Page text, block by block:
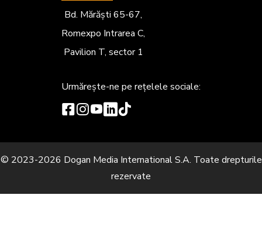
Bd. Mărăști 65-67,
Romexpo Intrarea C,
Pavilion T, sector 1
Urmărește-ne pe rețelele sociale:
© 2023-2026 Dogan Media International S.A. Toate drepturile
rezervate